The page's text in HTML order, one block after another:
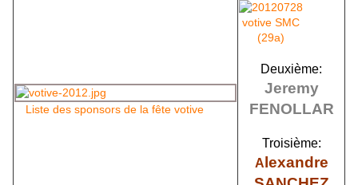
Liste des sponsors de la fête votive
Deuxième:
Jeremy
FENOLLAR
Troisième:
A lexandre